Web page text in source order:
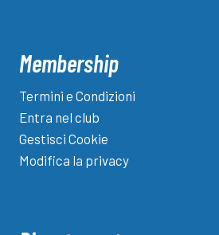
Membership
Termini e Condizioni
Entra nel club
Gestisci Cookie
Modifica la privacy